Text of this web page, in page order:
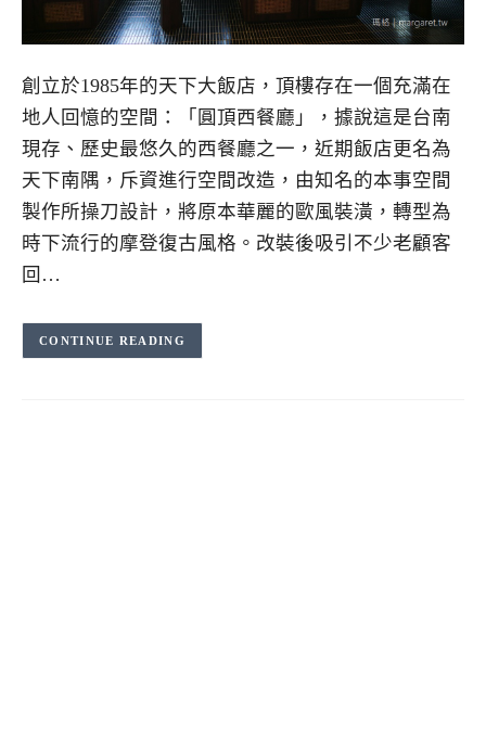
創立於1985年的天下大飯店，頂樓存在一個充滿在
地人回憶的空間：「圓頂西餐廳」，據說這是台南
現存、歷史最悠久的西餐廳之一，近期飯店更名為
天下南隅，斥資進行空間改造，由知名的本事空間
製作所操刀設計，將原本華麗的歐風裝潢，轉型為
時下流行的摩登復古風格。改裝後吸引不少老顧客
回…
CONTINUE READING